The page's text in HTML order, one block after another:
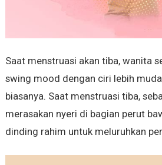
Saat menstruasi akan tiba, wanita
swing mood dengan ciri lebih
biasanya. Saat menstruasi tiba,
merasakan nyeri di bagian perut
dinding rahim untuk meluruhkan